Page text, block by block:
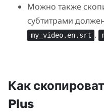
Можно также
субтитрами
my_video.en.srt .
Как
Plus